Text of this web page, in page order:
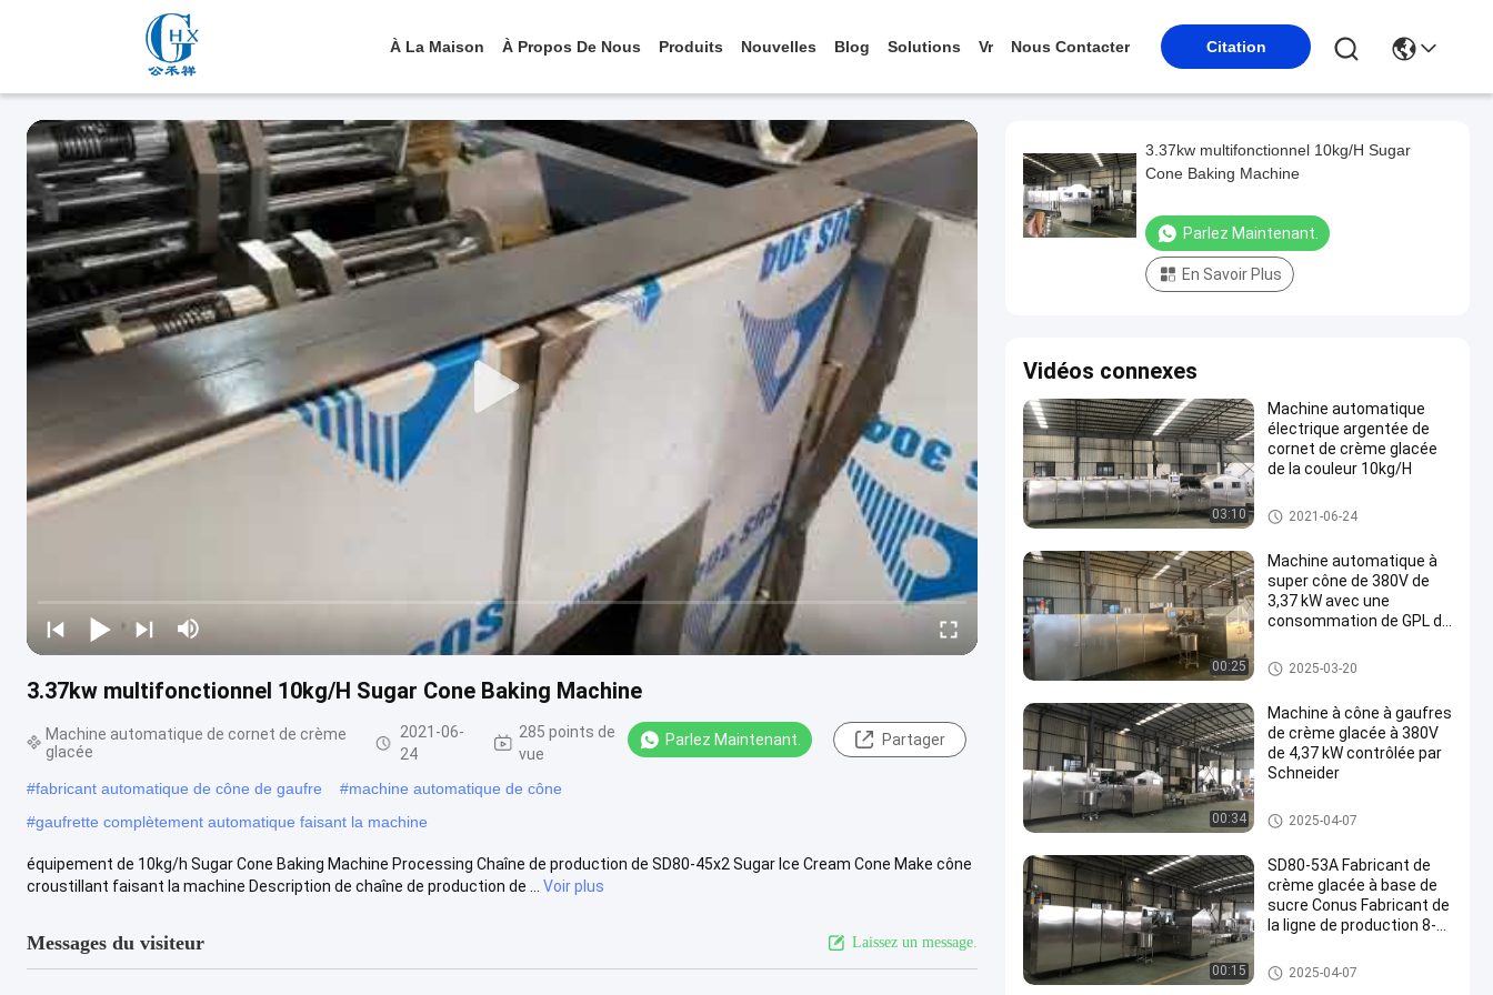
À La Maison À Propos De Nous Produits Nouvelles Blog Solutions Vr Nous Contacter Citation
3.37kw multifonctionnel 10kg/H Sugar Cone Baking Machine
Machine automatique de cornet de crème
glacée
2021-06-
24
285 points de
vue
Parlez Maintenant. Partager
#fabricant automatique de cône de gaufre #machine automatique de cône
#gaufrette complètement automatique faisant la machine
équipement de 10kg/h Sugar Cone Baking Machine Processing Chaîne de production de SD80-45x2 Sugar Ice Cream Cone Make cône
croustillant faisant la machine Description de chaîne de production de ...
Voir plus
Messages du visiteur Laissez un message.
3.37kw multifonctionnel 10kg/H Sugar
Cone Baking Machine
Parlez Maintenant.
En Savoir Plus
Vidéos connexes
03:10
Machine automatique
électrique argentée de
cornet de crème glacée
de la couleur 10kg/H
Machine automatique de corn
et de crème glacée
2021-06-24
00:25
Machine automatique à
super cône de 380V de
3,37 kW avec une
consommation de GPL de
Machine automatique de corn
et de crème glacée
2025-03-20
00:34
Machine à cône à gaufres
de crème glacée à 380V
de 4,37 kW contrôlée par
Schneider
Machine automatique de corn
et de crème glacée
2025-04-07
00:15
SD80-53A Fabricant de
crème glacée à base de
sucre Conus Fabricant de
la ligne de production 8-
de GPL
Machine automatique de corn
et de crème glacée
2025-04-07